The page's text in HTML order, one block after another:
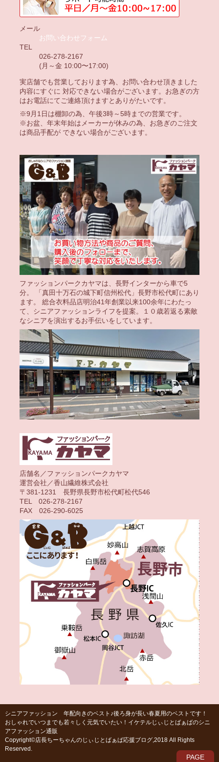
メール
お問い合わせフォーム
TEL
026-278-2167
(月～金 10:00〜17:00)
実店舗でも営業しております為、お問い合わせ頂きました
内容にすぐに 対応できない場合がございます。お急ぎの方
はお電話にてご連絡頂けますとありがたいです。
※9月1日は棚卸の為、午後3時～5時までの営業です。
※お盆、年末年始はメーカーが休みの為、お急ぎのご注文
は商品手配が できない場合がございます。
ファッションパークカヤマは、長野インターから車で5
分。 「真田十万石の城下町信州松代」長野市松代町にあり
ます。 総合衣料品店明治41年創業以来100余年にわたっ
て、シニアファッションライフを提案。１０歳若返る素敵
なシニアを演出するお手伝いをしています。
店舗名／ファッションパークカヤマ
運営会社／香山繊維株式会社
〒381-1231 長野県長野市松代町松代546
TEL 026-278-2167
FAX 026-290-6025
シニアファッション 年配向きのベスト♪後ろ身が長い春夏用のベストです！
おしゃれでいつまでも若々しく元気でいたい！イケテルじぃじとばぁばのシニ
アファッション通販
Copyright©店長ちーちゃんのじぃじとばぁば応援ブログ,2018 All Rights
Reserved.
PAGE